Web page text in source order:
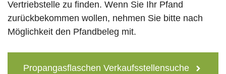
Vertriebstelle zu finden. Wenn Sie Ihr Pfand
zurückbekommen wollen, nehmen Sie bitte nach
Möglichkeit den Pfandbeleg mit.
Propangasflaschen Verkaufsstellensuche